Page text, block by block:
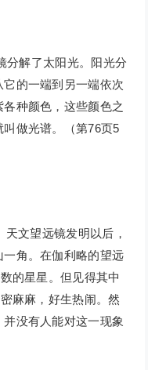
分解了太阳光。阳光分
的一端到另一端依次
种颜色，这些颜色之
做光谱。（第76页5
文望远镜发明以后，
角。在伽利略的望远
的星星。但见得其中
麻麻，好生热闹。然
没有人能对这一现象